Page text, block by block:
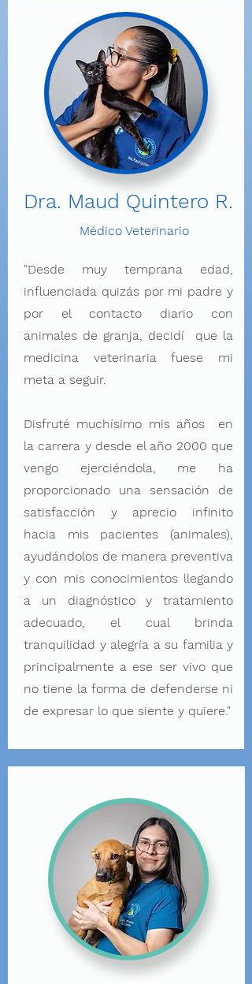
Dra. Maud Quintero R.
Médico Veterinario
"Desde muy temprana edad,
influenciada quizás por mi padre y
por el contacto diario con
animales de granja, decidí que la
medicina veterinaria fuese mi
meta a seguir.
Disfruté muchísimo mis años en
la carrera y desde el año 2000 que
vengo ejerciéndola, me ha
proporcionado una sensación de
satisfacción y aprecio infinito
hacia mis pacientes (animales),
ayudándolos de manera preventiva
y con mis conocimientos llegando
a un diagnóstico y tratamiento
adecuado, el cual brinda
tranquilidad y alegría a su familia y
principalmente a ese ser vivo que
no tiene la forma de defenderse ni
de expresar lo que siente y quiere."